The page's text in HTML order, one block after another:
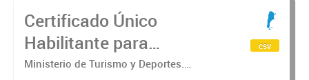
Certificado Único
Habilitante para
Circulación (CUHC) -
Ministerio de Turismo y Deportes.
csv